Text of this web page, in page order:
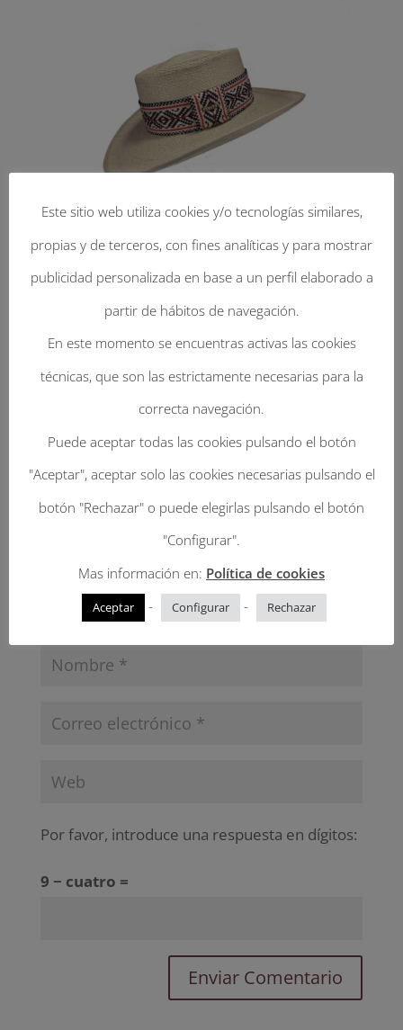
Enviar Un Comentario
Tu dirección de correo electrónico no será
Los campos obligatorios están
marcados con*
Por favor, introduce una respuesta en dígitos:
9 − cuatro =
Este sitio web utiliza cookies y/o tecnologías similares,
propias y de terceros, con fines analíticas y para mostrar
publicidad personalizada en base a un perfil elaborado a
partir de hábitos de navegación.
En este momento se encuentras activas las cookies
técnicas, que son las estrictamente necesarias para la
correcta navegación.
Puede aceptar todas las cookies pulsando el botón
"Aceptar", aceptar solo las cookies necesarias pulsando el
botón "Rechazar" o puede elegirlas pulsando el botón
"Configurar".
Mas información en: Política de cookies
Aceptar - Configurar - Rechazar